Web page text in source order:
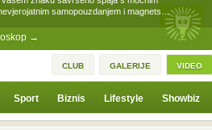
→
samopouzdanjem i magnets…
CLUB GALERIJE VIDEO
Sport Biznis Lifestyle Showbiz